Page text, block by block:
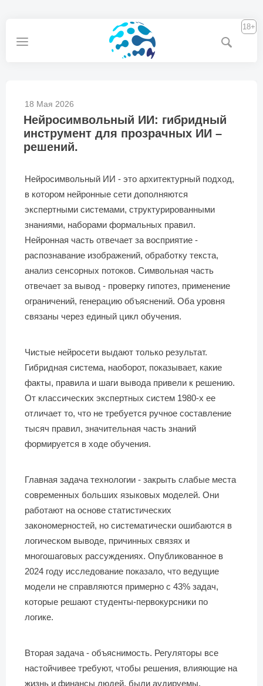
18+
18 Мая 2026
Нейросимвольный ИИ: гибридный
инструмент для прозрачных ИИ –
решений.
Нейросимвольный ИИ - это архитектурный подход,
в котором нейронные сети дополняются
экспертными системами, структурированными
знаниями, наборами формальных правил.
Нейронная часть отвечает за восприятие -
распознавание изображений, обработку текста,
анализ сенсорных потоков. Символьная часть
отвечает за вывод - проверку гипотез, применение
ограничений, генерацию объяснений. Оба уровня
связаны через единый цикл обучения.
Чистые нейросети выдают только результат.
Гибридная система, наоборот, показывает, какие
факты, правила и шаги вывода привели к решению.
От классических экспертных систем 1980-х ее
отличает то, что не требуется ручное составление
тысяч правил, значительная часть знаний
формируется в ходе обучения.
Главная задача технологии - закрыть слабые места
современных больших языковых моделей. Они
работают на основе статистических
закономерностей, но систематически ошибаются в
логическом выводе, причинных связях и
многошаговых рассуждениях. Опубликованное в
2024 году исследование показало, что ведущие
модели не справляются примерно с 43% задач,
которые решают студенты-первокурсники по
логике.
Вторая задача - объяснимость. Регуляторы все
настойчивее требуют, чтобы решения, влияющие на
жизнь и финансы людей, были аудируемы.